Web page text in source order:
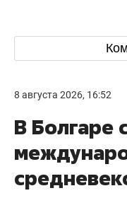
8 августа 2026, 16:52
В Болгаре